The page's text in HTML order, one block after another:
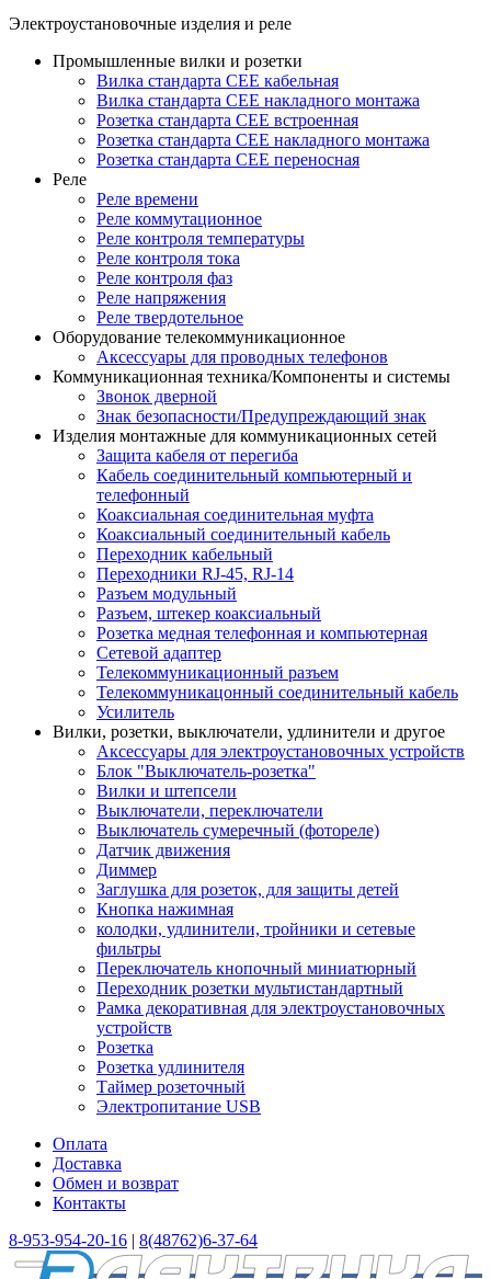
Электроустановочные изделия и реле
Промышленные вилки и розетки
Вилка стандарта CEE кабельная
Вилка стандарта CEE накладного монтажа
Розетка стандарта CEE встроенная
Розетка стандарта СЕЕ накладного монтажа
Розетка стандарта СЕЕ переносная
Реле
Реле времени
Реле коммутационное
Реле контроля температуры
Реле контроля тока
Реле контроля фаз
Реле напряжения
Реле твердотельное
Оборудование телекоммуникационное
Аксессуары для проводных телефонов
Коммуникационная техника/Компоненты и системы
Звонок дверной
Знак безопасности/Предупреждающий знак
Изделия монтажные для коммуникационных сетей
Защита кабеля от перегиба
Кабель соединительный компьютерный и
телефонный
Коаксиальная соединительная муфта
Коаксиальный соединительный кабель
Переходник кабельный
Переходники RJ-45, RJ-14
Разъем модульный
Разъем, штекер коаксиальный
Розетка медная телефонная и компьютерная
Сетевой адаптер
Телекоммуникационный разъем
Телекоммуникацонный соединительный кабель
Усилитель
Вилки, розетки, выключатели, удлинители и другое
Аксессуары для электроустановочных устройств
Блок "Выключатель-розетка"
Вилки и штепсели
Выключатели, переключатели
Выключатель сумеречный (фотореле)
Датчик движения
Диммер
Заглушка для розеток, для защиты детей
Кнопка нажимная
колодки, удлинители, тройники и сетевые
фильтры
Переключатель кнопочный миниатюрный
Переходник розетки мультистандартный
Рамка декоративная для электроустановочных
устройств
Розетка
Розетка удлинителя
Таймер розеточный
Электропитание USB
Оплата
Доставка
Обмен и возврат
Контакты
8-953-954-20-16 | 8(48762)6-37-64